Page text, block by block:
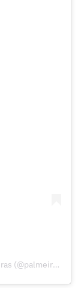
Uma publicação compartilhada por SE Palmeiras (@palmeiras)